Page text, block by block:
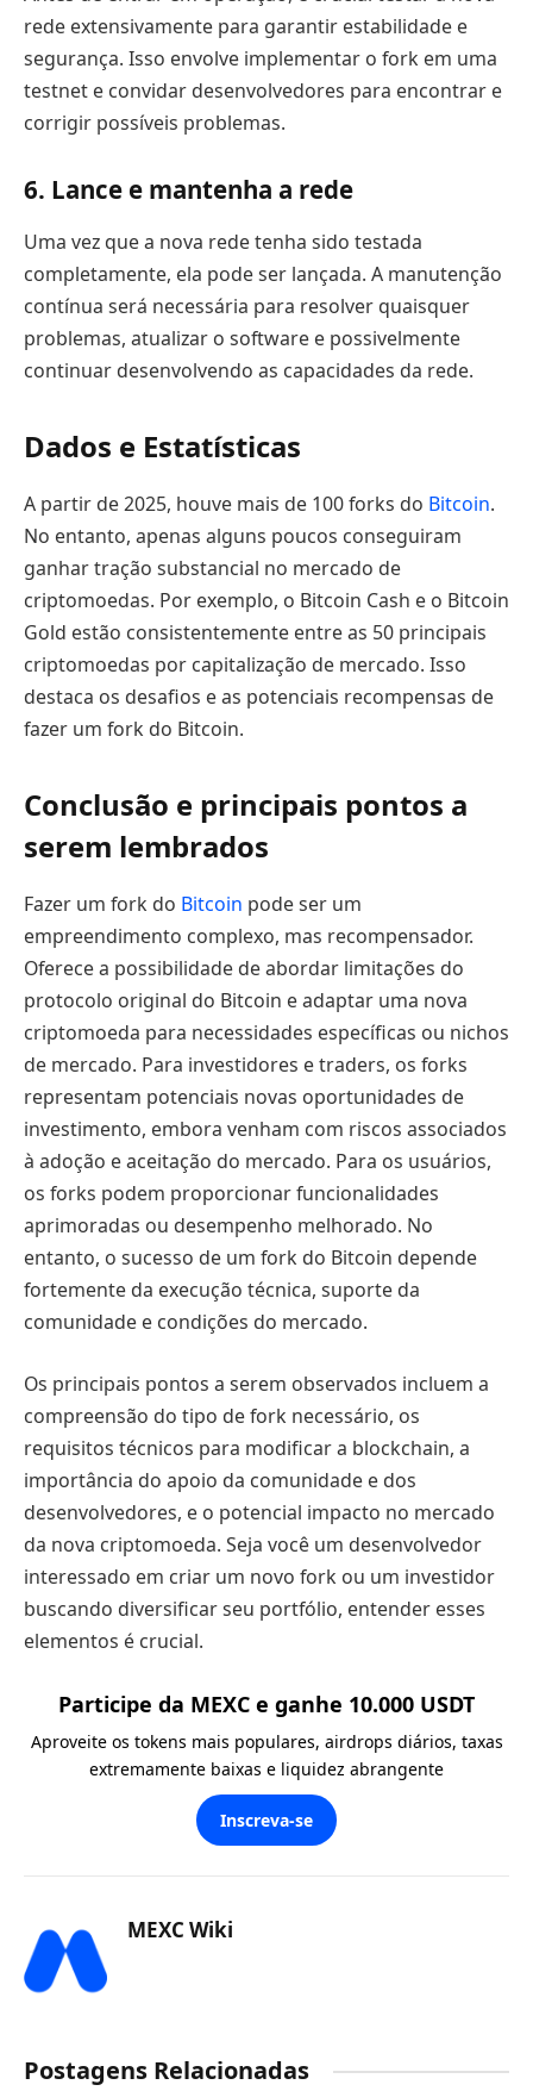
rede extensivamente para garantir estabilidade e
segurança. Isso envolve implementar o fork em uma
testnet e convidar desenvolvedores para encontrar e
corrigir possíveis problemas.
6. Lance e mantenha a rede
Uma vez que a nova rede tenha sido testada
completamente, ela pode ser lançada. A manutenção
contínua será necessária para resolver quaisquer
problemas, atualizar o software e possivelmente
continuar desenvolvendo as capacidades da rede.
Dados e Estatísticas
A partir de 2025, houve mais de 100 forks do Bitcoin.
No entanto, apenas alguns poucos conseguiram
ganhar tração substancial no mercado de
criptomoedas. Por exemplo, o Bitcoin Cash e o Bitcoin
Gold estão consistentemente entre as 50 principais
criptomoedas por capitalização de mercado. Isso
destaca os desafios e as potenciais recompensas de
fazer um fork do Bitcoin.
Conclusão e principais pontos a
serem lembrados
Fazer um fork do Bitcoin pode ser um
empreendimento complexo, mas recompensador.
Oferece a possibilidade de abordar limitações do
protocolo original do Bitcoin e adaptar uma nova
criptomoeda para necessidades específicas ou nichos
de mercado. Para investidores e traders, os forks
representam potenciais novas oportunidades de
investimento, embora venham com riscos associados
à adoção e aceitação do mercado. Para os usuários,
os forks podem proporcionar funcionalidades
aprimoradas ou desempenho melhorado. No
entanto, o sucesso de um fork do Bitcoin depende
fortemente da execução técnica, suporte da
comunidade e condições do mercado.
Os principais pontos a serem observados incluem a
compreensão do tipo de fork necessário, os
requisitos técnicos para modificar a blockchain, a
importância do apoio da comunidade e dos
desenvolvedores, e o potencial impacto no mercado
da nova criptomoeda. Seja você um desenvolvedor
interessado em criar um novo fork ou um investidor
buscando diversificar seu portfólio, entender esses
elementos é crucial.
Participe da MEXC e ganhe 10.000 USDT
Aproveite os tokens mais populares, airdrops diários, taxas
extremamente baixas e liquidez abrangente
Inscreva-se
MEXC Wiki
Postagens Relacionadas